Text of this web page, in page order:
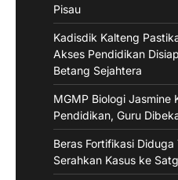
Pisau
Kadisdik Kalteng
Akses Pendidikan
Betang Sejahtera
MGMP Biologi Jasmine
Pendidikan, Guru
Beras Fortifikasi
Serahkan Kasus ke